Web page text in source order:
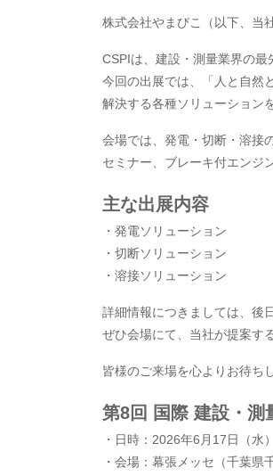
株式会社やまびこ（以下、当
CSPIは、建設・測量業界の最
今回の出展では、「人と自然
解決する各種ソリューション
会場では、発電・切断・溶接
セミナー、ブレーキ付エンジ
主な出展内容
・発電ソリューション
・切断ソリューション
・溶接ソリューション
詳細情報につきましては、後
ぜひ会場にて、当社が提案す
皆様のご来場を心よりお待ち
第8回 国際 建設・測
・日時：2026年6月17日（水
・会場：幕張メッセ（千葉県